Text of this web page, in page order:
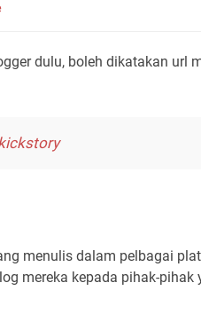
dulu, boleh dikatakan url
menulis dalam pelbagai
mereka kepada pihak-pihak